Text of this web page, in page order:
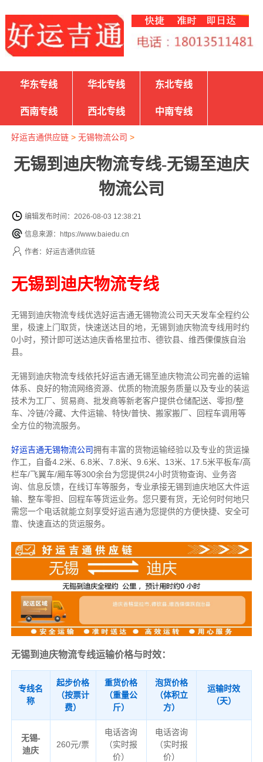
华东专线 华北专线 东北专线
西南专线 西北专线 中南专线
好运吉通供应链> 无锡物流公司 >
无锡到迪庆物流专线-无锡至迪庆
物流公司
编辑发布时间：2026-08-03 12:38:21
信息来源：https://www.baiedu.cn
作者：好运吉通供应链
无锡到迪庆物流专线
无锡到迪庆物流专线优选好运吉通无锡物流公司天天发车全程约公
里， 极速上门取货，快速送达目的地，无锡到迪庆物流专线用时约
0小时，预计即可送达迪庆香格里拉市、德钦县、维西傈僳族自治
县。
无锡到迪庆物流专线依托好运吉通无锡至迪庆物流公司完善的运输
体系、良好的物流网络资源、优质的物流服务质量以及专业的装运
技术为工厂、贸易商、批发商等新老客户提供仓储配送、零担/整
车、冷链/冷藏、大件运输、特快/普快、搬家搬厂、回程车调用等
全方位的物流服务。
好运吉通无锡物流公司拥有丰富的货物运输经验以及专业的货运操
作工，自备4.2米、6.8米、7.8米、9.6米、13米、17.5米平板车/高
栏车/飞翼车/厢车等300余台为您提供24小时货物查询、业务咨
询、信息反馈，在线订车等服务， 专业承接无锡到迪庆地区大件运
输、整车零担、回程车等货运业务。 您只要有货，无论何时何地只
需您一个电话就能立刻享受好运吉通为您提供的方便快捷、安全可
靠、快速直达的货运服务。
无锡到迪庆物流专线运输价格与时效：
专线名
称
起步价格
（按票计
费）
重货价格
（重量公
斤）
泡货价格
（体积立
方）
运输时效
（天）
无锡-
迪庆
260元/票
电话咨询
（实时报
价）
电话咨询
（实时报
价）